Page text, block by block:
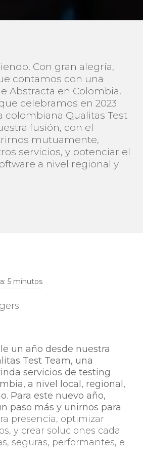
Con gran alegría,
contamos con una
Abstracta en Colombia.
celebramos en 2023
colombiana Qualitas Test
fusión, con el
mutuamente,
servicios, y potenciar el
a nivel regional y
5 minutos
un año desde nuestra
Test Team, una
servicios de testing
a nivel local, regional,
Para este nuevo año,
paso más y unirnos para
presencia, optimizar
y crear soluciones cada
, seguras, performantes, e